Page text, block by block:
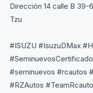
Dirección 14 calle B 39-
Tzu
#ISUZU #IsuzuDMax
#seminuevos #rcautos
#RZAutos